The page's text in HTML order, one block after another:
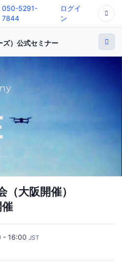
050-5291-
7844
ログイ
ン
）公式セミナー
（大阪開催）
- 16:00 JST